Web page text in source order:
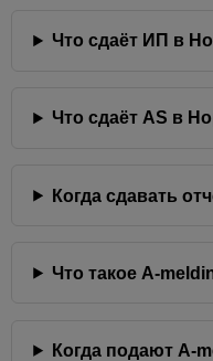
Что сдаёт ИП в
Что сдаёт AS в
Когда сдавать
Что такое A-
Когда подают A-